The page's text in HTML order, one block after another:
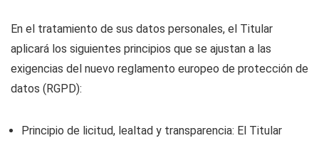
En el tratamiento de sus datos personales, el Titular
aplicará los siguientes principios que se ajustan a las
exigencias del nuevo reglamento europeo de protección de
datos (RGPD):
Principio de licitud, lealtad y transparencia: El Titular